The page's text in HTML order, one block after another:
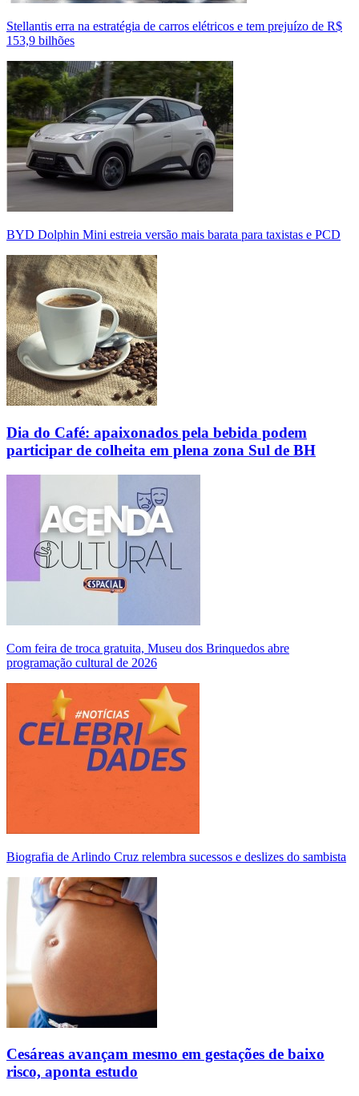
Stellantis erra na estratégia de carros elétricos e tem prejuízo de R$
153,9 bilhões
BYD Dolphin Mini estreia versão mais barata para taxistas e PCD
Dia do Café: apaixonados pela bebida podem
participar de colheita em plena zona Sul de BH
Com feira de troca gratuita, Museu dos Brinquedos abre
programação cultural de 2026
Biografia de Arlindo Cruz relembra sucessos e deslizes do sambista
Cesáreas avançam mesmo em gestações de baixo
risco, aponta estudo